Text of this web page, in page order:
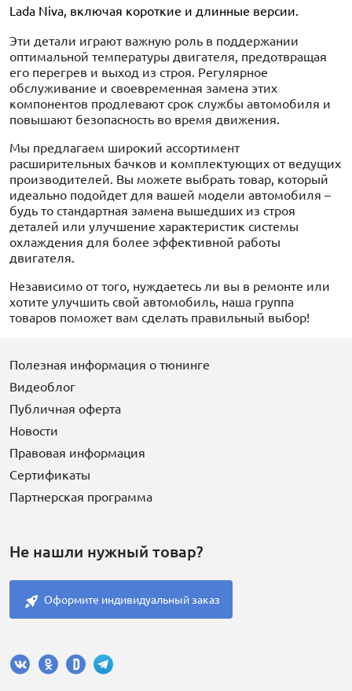
Lada Niva, включая короткие и длинные версии.
Эти детали играют важную роль в поддержании
оптимальной температуры двигателя, предотвращая
его перегрев и выход из строя. Регулярное
обслуживание и своевременная замена этих
компонентов продлевают срок службы автомобиля и
повышают безопасность во время движения.
Мы предлагаем широкий ассортимент
расширительных бачков и комплектующих от ведущих
производителей. Вы можете выбрать товар, который
идеально подойдет для вашей модели автомобиля –
будь то стандартная замена вышедших из строя
деталей или улучшение характеристик системы
охлаждения для более эффективной работы
двигателя.
Независимо от того, нуждаетесь ли вы в ремонте или
хотите улучшить свой автомобиль, наша группа
товаров поможет вам сделать правильный выбор!
Полезная информация о тюнинге
Видеоблог
Публичная оферта
Новости
Правовая информация
Сертификаты
Партнерская программа
Не нашли нужный товар?
Оформите индивидуальный заказ